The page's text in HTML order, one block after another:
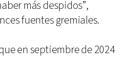
más despidos”,
fuentes gremiales.
en septiembre de 2024